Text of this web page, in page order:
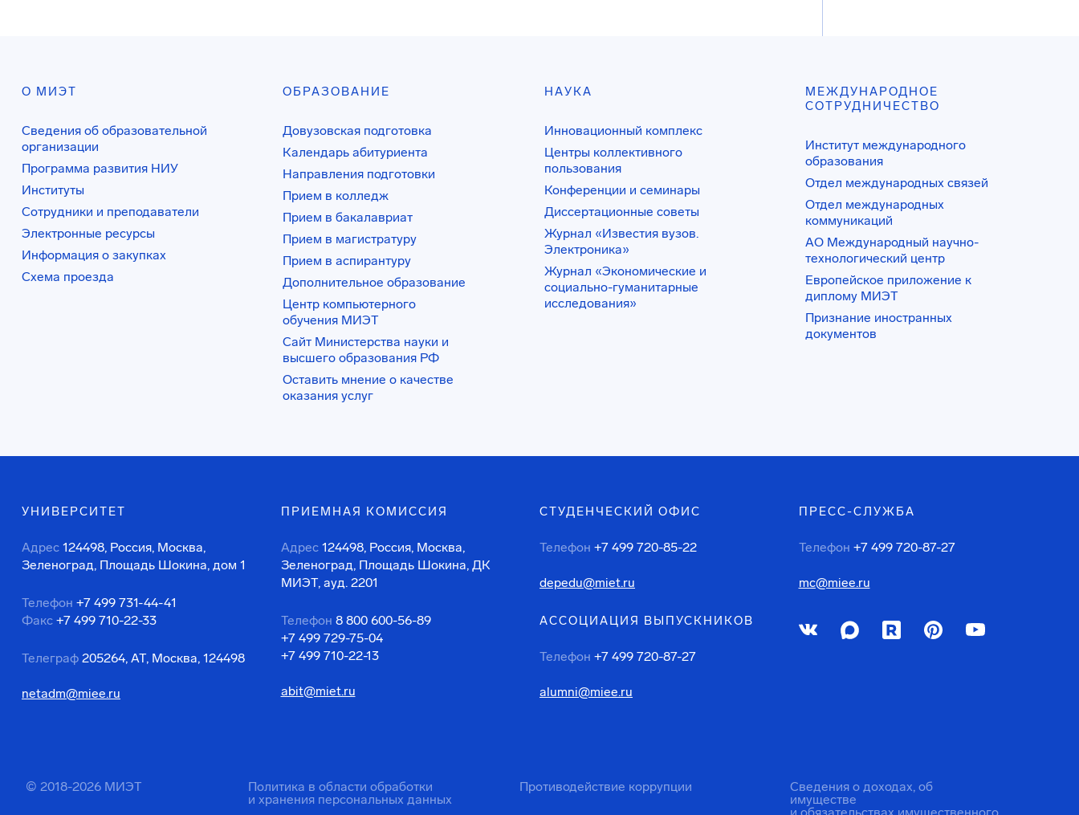
О МИЭТ
Сведения об образовательной
организации
Программа развития НИУ
Институты
Сотрудники и преподаватели
Электронные ресурсы
Информация о закупках
Схема проезда
ОБРАЗОВАНИЕ
Довузовская подготовка
Календарь абитуриента
Направления подготовки
Прием в колледж
Прием в бакалавриат
Прием в магистратуру
Прием в аспирантуру
Дополнительное образование
Центр компьютерного
обучения МИЭТ
Сайт Министерства науки и
высшего образования РФ
Оставить мнение о качестве
оказания услуг
НАУКА
Инновационный комплекс
Центры коллективного
пользования
Конференции и семинары
Диссертационные советы
Журнал «Известия вузов.
Электроника»
Журнал «Экономические и
социально-гуманитарные
исследования»
МЕЖДУНАРОДНОЕ
СОТРУДНИЧЕСТВО
Институт международного
образования
Отдел международных связей
Отдел международных
коммуникаций
АО Международный научно-
технологический центр
Европейское приложение к
диплому МИЭТ
Признание иностранных
документов
УНИВЕРСИТЕТ
Адрес 124498, Россия, Москва,
Зеленоград, Площадь Шокина, дом 1
Телефон +7 499 731-44-41
Факс +7 499 710-22-33
Телеграф 205264, АТ, Москва, 124498
netadm@miee.ru
ПРИЕМНАЯ КОМИССИЯ
Адрес 124498, Россия, Москва,
Зеленоград, Площадь Шокина, ДК
МИЭТ, ауд. 2201
Телефон 8 800 600-56-89
+7 499 729-75-04
+7 499 710-22-13
abit@miet.ru
СТУДЕНЧЕСКИЙ ОФИС
Телефон +7 499 720-85-22
depedu@miet.ru
АССОЦИАЦИЯ ВЫПУСКНИКОВ
Телефон +7 499 720-87-27
alumni@miee.ru
ПРЕСС-СЛУЖБА
Телефон +7 499 720-87-27
mc@miee.ru
© 2018-2026 МИЭТ
Политика в области обработки
и хранения персональных данных
Противодействие коррупции
Сведения о доходах, об
имуществе